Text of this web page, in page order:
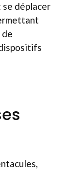
déplacer
de